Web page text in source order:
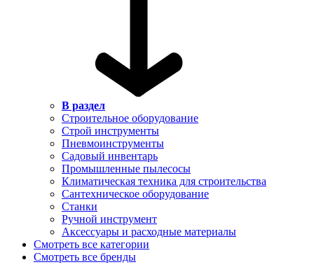
В раздел
Строительное оборудование
Строй инструменты
Пневмоинструменты
Садовый инвентарь
Промышленные пылесосы
Климатическая техника для строительства
Сантехническое оборудование
Станки
Ручной инструмент
Аксессуары и расходные материалы
Смотреть все категории
Смотреть все бренды